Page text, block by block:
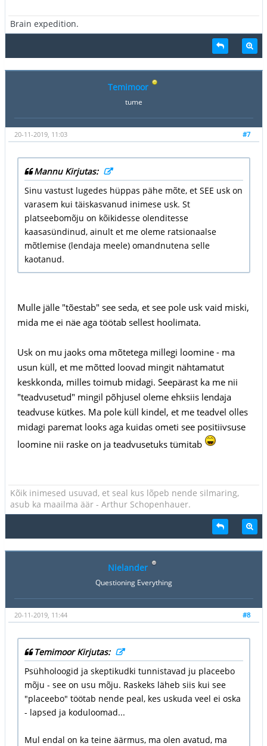
Brain expedition.
Temimoor
tume
#7
20-11-2019, 11:03
Mannu Kirjutas:
Sinu vastust lugedes hüppas pähe mõte, et SEE usk on
varasem kui täiskasvanud inimese usk. St
platseebomõju on kõikidesse olenditesse
kaasasündinud, ainult et me oleme ratsionaalse
mõtlemise (lendaja meele) omandnutena selle
kaotanud.
Mulle jälle "tõestab" see seda, et see pole usk vaid miski,
mida me ei näe aga töötab sellest hoolimata.
Usk on mu jaoks oma mõtetega millegi loomine - ma
usun küll, et me mõtted loovad mingit nähtamatut
keskkonda, milles toimub midagi. Seepärast ka me nii
"teadvusetud" mingil põhjusel oleme ehksiis lendaja
teadvuse kütkes. Ma pole küll kindel, et me teadvel olles
midagi paremat looks aga kuidas ometi see positiivsuse
loomine nii raske on ja teadvusetuks tümitab
Kõik inimesed usuvad, et seal kus lõpeb nende silmaring,
asub ka maailma äär - Arthur Schopenhauer.
Nielander
Questioning Everything
#8
20-11-2019, 11:44
Temimoor Kirjutas:
Psühholoogid ja skeptikudki tunnistavad ju placeebo
mõju - see on usu mõju. Raskeks läheb siis kui see
"placeebo" töötab nende peal, kes uskuda veel ei oska
- lapsed ja koduloomad...
Mul endal on ka teine äärmus, ma olen avatud, ma